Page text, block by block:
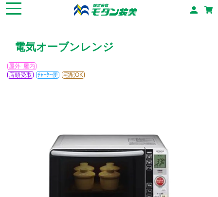
電気オーブンレンジ
屋外･屋内
店頭受取
ﾁｬｰﾀｰ便 宅配OK